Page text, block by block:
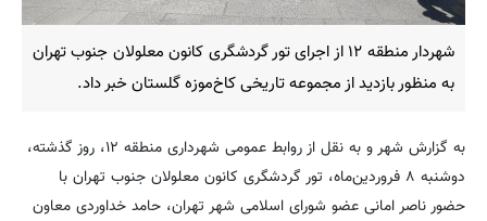
شهردار منطقه ۱۲ از اجرای تور گردشگری کانون معلولان جنوب تهران
به منظور بازدید از مجموعه تاریخی کاخ‌موزه گلستان خبر داد.
به گزارش شهر و به نقل از روابط عمومی شهرداری منطقه ۱۲، روز گذشته،
دوشنبه ۸ فروردین‌ماه، تور گردشگری کانون معلولان جنوب تهران با
حضور ناصر امانی عضو شورای اسلامی شهر تهران، حامد خداوردی معاون